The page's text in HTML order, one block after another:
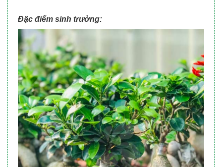
Đặc điểm sinh trưởng: